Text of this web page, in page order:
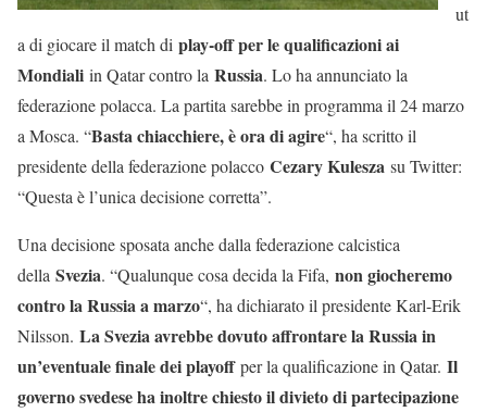
ut
a di giocare il match di play-off per le qualificazioni ai
Mondiali in Qatar contro la Russia. Lo ha annunciato la
federazione polacca. La partita sarebbe in programma il 24 marzo
a Mosca. “Basta chiacchiere, è ora di agire“, ha scritto il
presidente della federazione polacco Cezary Kulesza su Twitter:
“Questa è l’unica decisione corretta”.
Una decisione sposata anche dalla federazione calcistica
della Svezia. “Qualunque cosa decida la Fifa, non giocheremo
contro la Russia a marzo“, ha dichiarato il presidente Karl-Erik
Nilsson. La Svezia avrebbe dovuto affrontare la Russia in
un’eventuale finale dei playoffper la qualificazione in Qatar. Il
governo svedese ha inoltre chiesto il divieto di partecipazione